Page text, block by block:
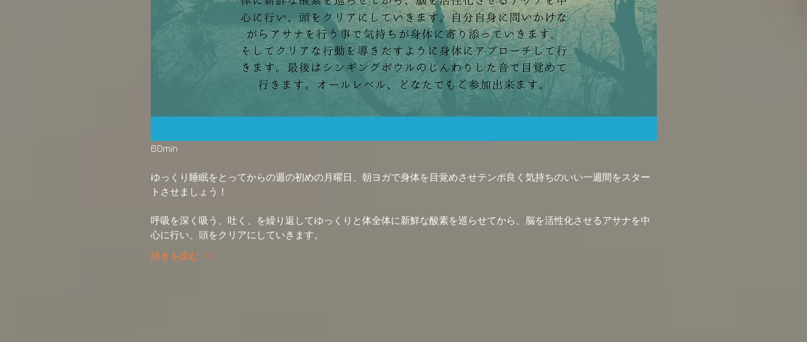
60min
ゆっくり睡眠をとってからの週の初めの月曜日、朝ヨガで身体を目覚めさせテンポ良く気持ちのいい一週間をスター
トさせましょう！
呼吸を深く吸う、吐く、を繰り返してゆっくりと体全体に新鮮な酸素を巡らせてから、脳を活性化させるアサナを中
心に行い、頭をクリアにしていきます。
続きを読む >>